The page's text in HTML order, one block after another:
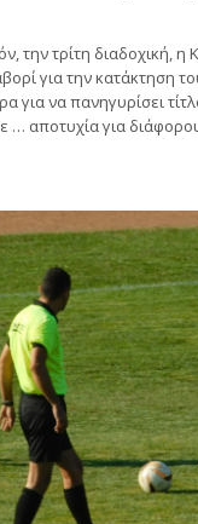
την τρίτη διαδοχική, η
για την κατάκτηση
για να πανηγυρίσει
… αποτυχία για